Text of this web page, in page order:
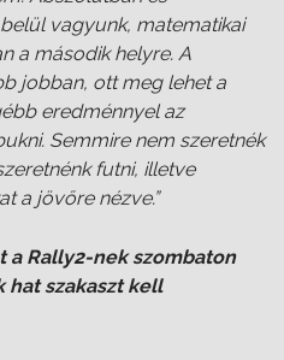
vagyunk, matematikai
a második helyre. A
jobban, ott meg lehet a
eredménnyel az
Semmire nem szeretnék
futni, illetve
a jövőre nézve.”
a Rally2-nek szombaton
hat szakaszt kell